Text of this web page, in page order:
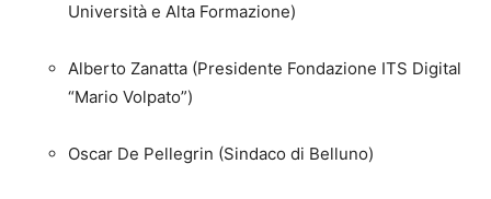
Università e Alta Formazione)
Alberto Zanatta (Presidente Fondazione ITS Digital
“Mario Volpato”)
Oscar De Pellegrin (Sindaco di Belluno)